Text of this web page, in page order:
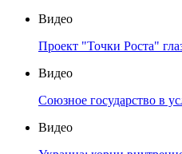
Видео
Проект "Точки Роста"
Видео
Союзное государство в
Видео